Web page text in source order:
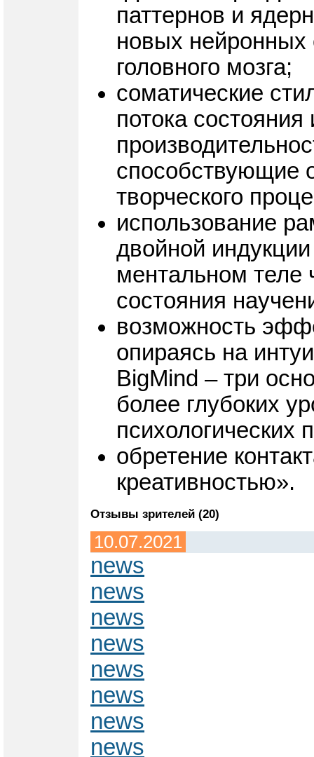
паттернов и
новых нейронных
головного мозга;
соматические
потока
способствующие
творческого
использование
двойной
ментальном теле
состояния
возможность
опираясь на
BigMind – три
более глубоких
психологических
обретение
креативностью».
Отзывы зрителей (20)
10.07.2021
news
news
news
news
news
news
news
news